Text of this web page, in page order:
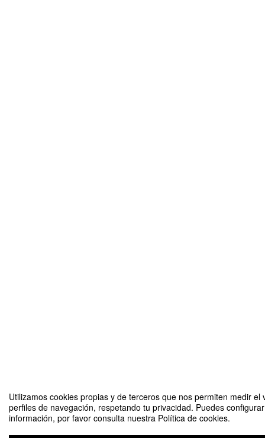
Utilizamos cookies propias y de terceros que nos permiten medir
perfiles de navegación, respetando tu privacidad. Puedes
información, por favor consulta nuestra Política de cookies.